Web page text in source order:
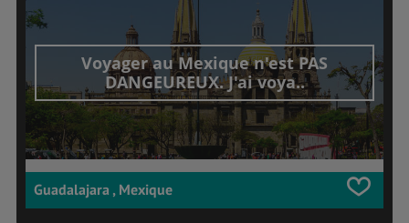
Voyager au Mexique n'est PAS
DANGEUREUX. J'ai voya..
Guadalajara , Mexique